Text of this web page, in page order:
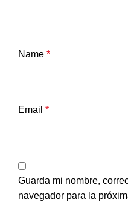
Name *
Email *
Guarda mi nombre,
navegador para la